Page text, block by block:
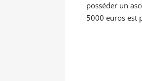
posséder un
5000 euros est